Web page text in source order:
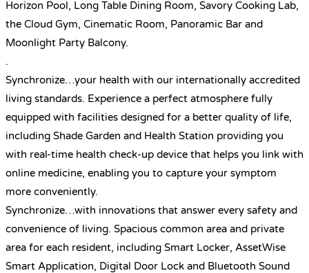
Horizon Pool, Long Table Dining Room, Savory Cooking Lab,
the Cloud Gym, Cinematic Room, Panoramic Bar and
Moonlight Party Balcony.
.
Synchronize…your health with our internationally accredited
living standards. Experience a perfect atmosphere fully
equipped with facilities designed for a better quality of life,
including Shade Garden and Health Station providing you
with real-time health check-up device that helps you link with
online medicine, enabling you to capture your symptom
more conveniently.
Synchronize…with innovations that answer every safety and
convenience of living. Spacious common area and private
area for each resident, including Smart Locker, AssetWise
Smart Application, Digital Door Lock and Bluetooth Sound